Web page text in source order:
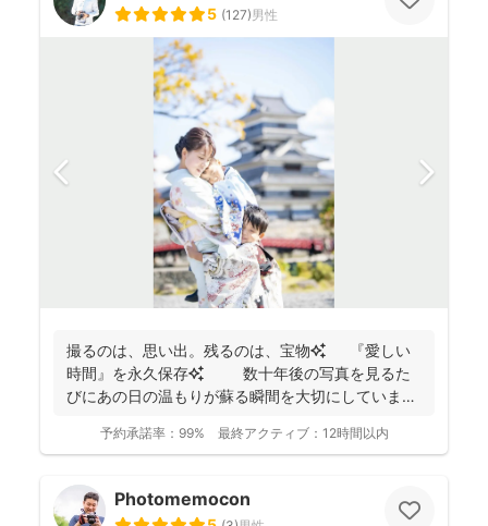
5 (127)男性
撮るのは、思い出。残るのは、宝物✨ 『愛しい
時間』を永久保存✨ 数十年後の写真を見るた
びにあの日の温もりが蘇る瞬間を大切にしています
予約承諾率： 99% 最終アクティブ： 12時間以内
Photomemocon